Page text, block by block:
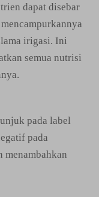
dapat disebar
irigasi. Ini
semua nutrisi
pada label
pada
menambahkan